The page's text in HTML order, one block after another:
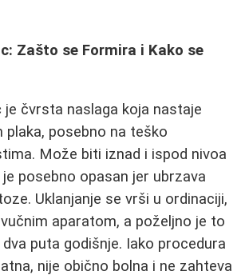
Zašto se Formira i Kako se
je čvrsta naslaga koja nastaje
plaka, posebno na teško
Može biti iznad i ispod nivoa
posebno opasan jer ubrzava
Uklanjanje se vrši u ordinaciji,
aparatom, a poželjno je to
puta godišnje. Iako procedura
nije obično bolna i ne zahteva